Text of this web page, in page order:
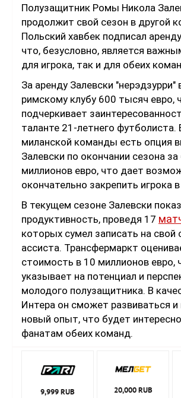
Полузащитник Ромы Никола
продолжит свой сезон в другой
Польский хавбек подписал
что, безусловно, является
для игрока, так и для обеих
За аренду Залевски "нерэдзурри"
римскому клубу 600 тысяч евро,
подчеркивает
таланте 21-летнего футболиста.
миланской команды есть опция
Залевски по окончании сезона за
миллионов евро, что дает
окончательно закрепить игрока
В текущем сезоне Залевски
продуктивность, проведя 17
которых сумел записать на свой
ассиста. Трансфермаркт
стоимость в 10 миллионов евро,
указывает на потенциал и
молодого полузащитника. В
Интера он сможет развиваться и
новый опыт, что будет
фанатам обеих команд.
9,999 RUB 20,000 RUB